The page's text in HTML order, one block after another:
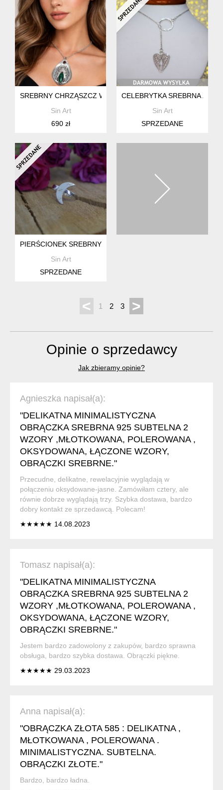
SREBRNY CHRZĄSZCZ WISIOREK Z MALACHITEM I
Sin Art
690 zł
CELEBRYTKA SREBRNA Z
Sin Art
SPRZEDANE
PIERŚCIONEK SREBRNY Z KSIĘŻYCEM I GWIAZDAMI 925
Sin Art
SPRZEDANE
< 1 2 3 >
Opinie o sprzedawcy
Jak zbieramy opinie?
Agnieszka napisał(a):
"DELIKATNA MINIMALISTYCZNA
OBRĄCZKA SREBRNA 925 SUBTELNA 2
WZORY ,MŁOTKOWANA, POLEROWANA ,
OKSYDOWANA, ŁĄCZONE WZORY,
OBRĄCZKI SREBRNE."
Przecudne, delikatne, rewelacyjnie wyglądają w
połączeniu oksydowane-jasne. Zamówiłam cztery, ale
równie dobrze wyglądają trzy. Szybka dostawa, bardzo
dobry kontakt ze sprzedawcą. Polecam!
★★★★★ 14.08.2023
Tomasz napisał(a):
"DELIKATNA MINIMALISTYCZNA
OBRĄCZKA SREBRNA 925 SUBTELNA 2
WZORY ,MŁOTKOWANA, POLEROWANA ,
OKSYDOWANA, ŁĄCZONE WZORY,
OBRĄCZKI SREBRNE."
Jestem bardzo zadowolony z zakupów, bardzo sprawna
obsługa, bardzo szybka dostawa. Obrączki piękne.
★★★★★ 29.03.2023
Anna napisał(a):
"OBRĄCZKA ZŁOTA 585 : DELIKATNA ,
MŁOTKOWANA , POLEROWANA .
MINIMALISTYCZNA. SUBTELNA.
OBRĄCZKI ZŁOTE."
Bardzo, bardzo ładna.